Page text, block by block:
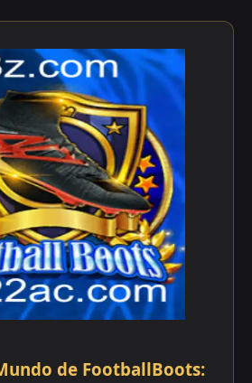
de FootballBoots: